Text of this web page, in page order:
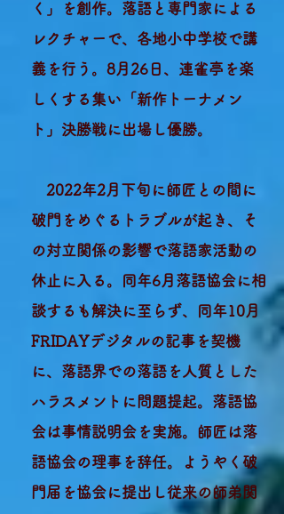
く」を創作。落語と専門家による
レクチャーで、各地小中学校で講
義を行う。8月26日、連雀亭を楽
しくする集い「新作トーナメン
ト」決勝戦に出場し優勝。
2022年2月下旬に師匠との間に
破門をめぐるトラブルが起き、そ
の対立関係の影響で落語家活動の
休止に入る。同年6月落語協会に相
談するも解決に至らず、同年10月
FRIDAYデジタルの記事を契機
に、落語界での落語を人質とした
ハラスメントに問題提起。落語協
会は事情説明会を実施。師匠は落
語協会の理事を辞任。ようやく破
門届を協会に提出し従来の師弟関